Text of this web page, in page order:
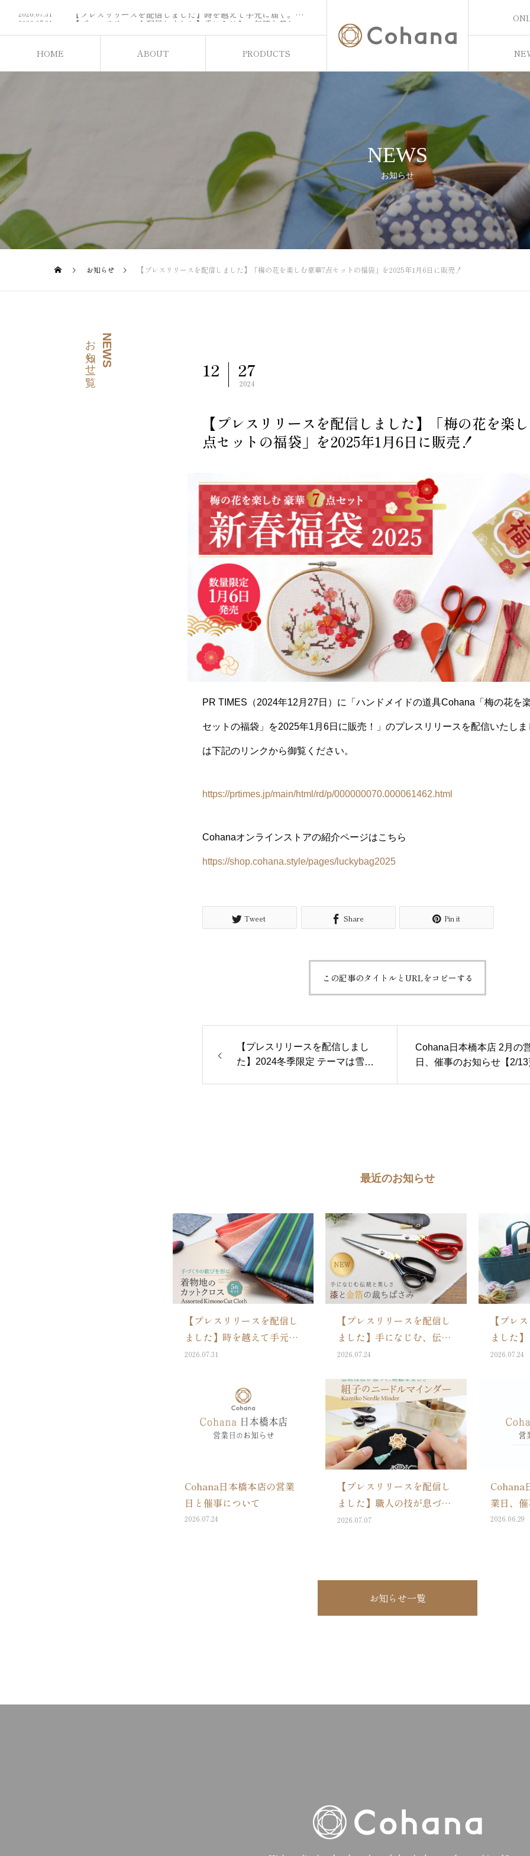
HOME ABOUT PRODUCTS
2026.07.24 【プレスリリースを配信しました】手になじむ、伝統と美しさ。上質なハンドメイド道具のブランドCohanaより新しく「漆と金箔の裁ちばさみ」が、7/28に登場
2026.07.24 Cohana日本橋本店の営業日と催事について
2026.07.31
NEWS
お知らせ
お知らせ 【プレスリリースを配信しました】「梅の花を楽しむ豪華7点セットの福袋」を2025年1月6日に販売！
NEWS
お知らせ一覧
12 27
2024
【プレスリリースを配信しました】「梅の花を楽
点セットの福袋」を2025年1月6日に販売！
PR TIMES（2024年12月27日）に「ハンドメイドの道具Cohana「梅の花を
セットの福袋」を2025年1月6日に販売！」のプレスリリースを配信いたし
は下記のリンクから御覧ください。
https://prtimes.jp/main/html/rd/p/000000070.000061462.html
Cohanaオンラインストアの紹介ページはこちら
https://shop.cohana.style/pages/luckybag2025
Tweet Share Pin it
この記事のタイトルとURLをコピーする
【プレスリリースを配信しまし
た】2024冬季限定 テーマは雪の
Cohana日本橋本店 2月の
日、催事のお知らせ【2/
最近のお知らせ
【プレスリリースを配信し
ました】時を越えて手元に
届く。上質なハンドメイド
より、「着物地のカットク
ロス 5枚セット」を8月5日
発売
2026.07.31
【プレスリリースを配信し
ました】手になじむ、伝統
と美しさ。上質なハンドメ
Cohanaより新しく「漆と
金箔の裁ちばさみ」が、
7/28に登場
2026.07.24
【プレ
ました
を描く
豆道具
7/24に
2026.07.24
Cohana日本橋本店の営業
日と催事について
2026.07.24
【プレスリリースを配信し
ました】職人の技が息づ
く、精緻な美しさ。上質な
2026.07.07
Cohana
業日、
2026.06.29
お知らせ一覧